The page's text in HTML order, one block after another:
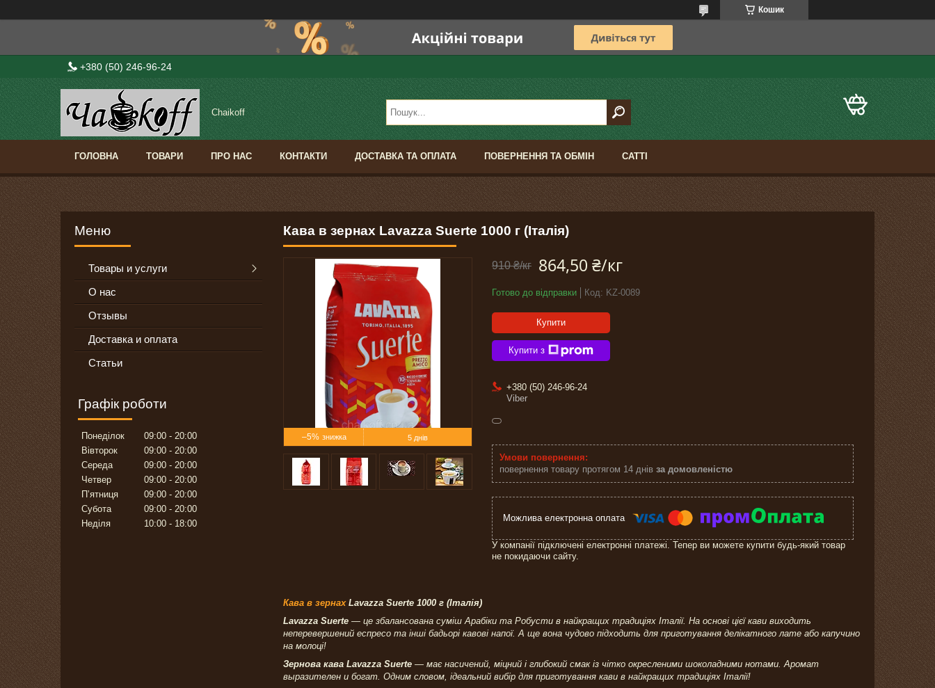
Кошик
+380 (50) 246-96-24
Сhaikoff
ГОЛОВНА ТОВАРИ ПРО НАС КОНТАКТИ ДОСТАВКА ТА ОПЛАТА ПОВЕРНЕННЯ ТА ОБМІН САТТІ
Кава в зернах Lavazza Suerte 1000 г (Італія)
–5% 5 днів
910 ₴/кг 864,50 ₴/кг
Готово до відправки Код: KZ-0089
Купити
Купити з
+380 (50) 246-96-24
Viber
повернення товару протягом 14 днів за домовленістю
У компанії підключені електронні платежі. Тепер ви можете купити будь-який товар
не покидаючи сайту.
Кава в зернахLavazza Suerte 1000 г (Італія)
Lavazza Suerte — це збалансована суміш Арабіки та Робусти в найкращих традиціях Італії. На основі цієї кави виходить
неперевершений еспресо та інші бадьорі кавові напої. А ще вона чудово підходить для приготування делікатного лате або капучино
на молоці!
Зернова кава Lavazza Suerte — має насичений, міцний і глибокий смак із чітко окресленими шоколадними нотами. Аромат
выразителен и богат. Одним словом, ідеальний вибір для приготування кави в найкращих традиціях Італії!
Товары и услуги
О нас
Отзывы
Доставка и оплата
Статьи
Графік роботи
Понеділок 09:00
20:00
Вівторок
09:00
20:00
Середа
09:00
20:00
Четвер
09:00
20:00
Пʼятниця
09:00
20:00
Субота
09:00
20:00
Неділя
10:00 18:00